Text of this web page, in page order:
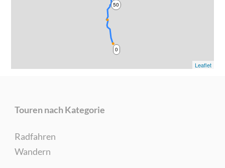
0
50
Leaflet
Touren nach Kategorie
Radfahren
Wandern